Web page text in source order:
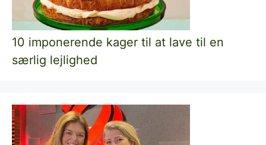
10 imponerende kager til at lave til en
særlig lejlighed